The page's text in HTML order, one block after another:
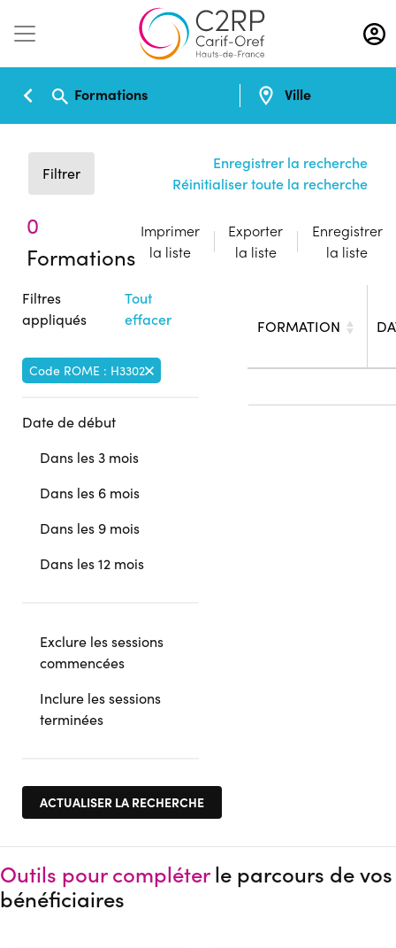
Aller
au
contenu
Formations Ville
Filtrer
Enregistrer la recherche
Réinitialiser toute la recherche
0
Formations
Imprimer
la liste
Exporter
la liste
Enregistrer
la liste
Filtres
appliqués
Tout
effacer
Code ROME : H3302
Date de début
Dans les 3 mois
Dans les 6 mois
Dans les 9 mois
Dans les 12 mois
Exclure les sessions
commencées
Inclure les sessions
terminées
FORMATION
Outils pour compléterle parcours de vos
bénéficiaires